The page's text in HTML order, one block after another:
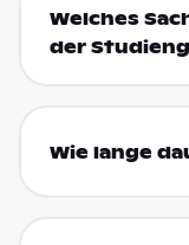
Welches
der
Wie lange